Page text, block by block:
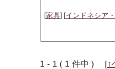
[家具] [インドネシア
1 - 1 ( 1 件中 ) [↑